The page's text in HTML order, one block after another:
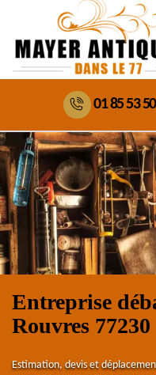
01 85 53
Entreprise
Rouvres 77230
Estimation, devis et